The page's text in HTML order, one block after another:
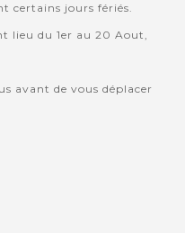
certains jours fériés.
lieu du 1er au 20 Aout,
avant de vous déplacer